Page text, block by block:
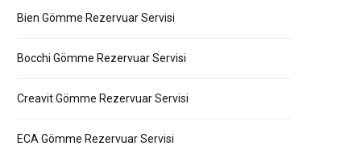
Bien Gömme Rezervuar Servisi
Bocchi Gömme Rezervuar Servisi
Creavit Gömme Rezervuar Servisi
ECA Gömme Rezervuar Servisi